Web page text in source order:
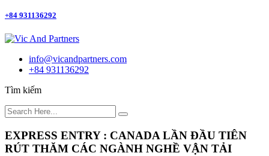
+84 931136292
info@vicandpartners.com
+84 931136292
Tìm kiếm
EXPRESS ENTRY : CANADA LẦN ĐẦU TIÊN
RÚT THĂM CÁC NGÀNH NGHỀ VẬN TẢI